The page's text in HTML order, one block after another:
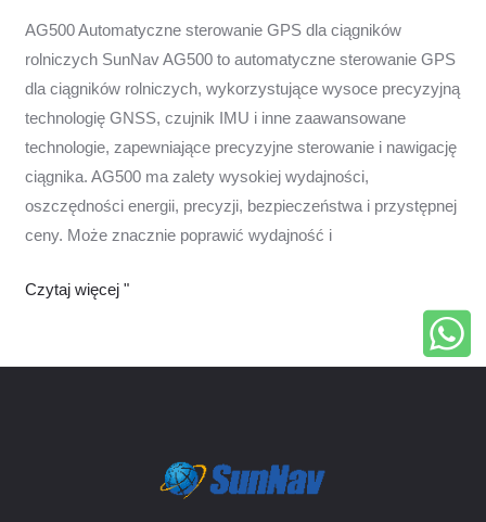
AG500 Automatyczne sterowanie GPS dla ciągników
rolniczych SunNav AG500 to automatyczne sterowanie GPS
dla ciągników rolniczych, wykorzystujące wysoce precyzyjną
technologię GNSS, czujnik IMU i inne zaawansowane
technologie, zapewniające precyzyjne sterowanie i nawigację
ciągnika. AG500 ma zalety wysokiej wydajności,
oszczędności energii, precyzji, bezpieczeństwa i przystępnej
ceny. Może znacznie poprawić wydajność i
Czytaj więcej "